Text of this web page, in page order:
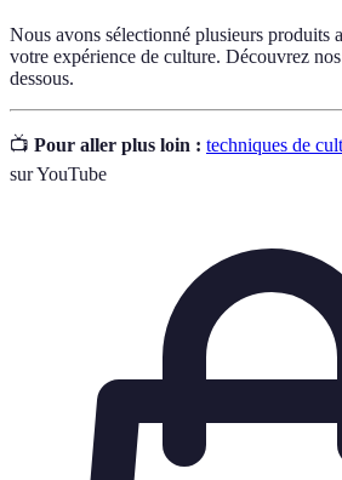
Nous avons sélectionné plusieurs produits
votre expérience de culture. Découvrez
dessous.
📺 Pour aller plus loin : techniques de
sur YouTube